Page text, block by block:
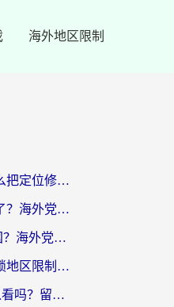
海外地区限制
在意大利用小红书怎么把定位修改到中国国内？3个实用技巧+1个靠谱工具帮你搞定
咪咕体育在香港用不了？海外党必看的回国加速器选择指南（附3个真实场景解决方案）
网易云ip怎么改成中国？海外党听音乐听书的无痛解决方案
海外党必看：汽水解锁地区限制怎么解除？3招解决国内影音&生活服务难题
央视影音VIP海外可以看吗？留学生亲测有效的回国加速器选择指南